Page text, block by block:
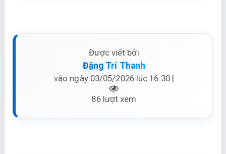
Được viết bởi
Đặng Trí Thanh
vào ngày 03/05/2026 lúc 16:30 |
86 lượt xem